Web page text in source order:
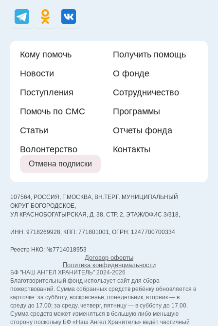
Кому помочь
Получить помощь
Новости
О фонде
Поступления
Сотрудничество
Помочь по СМС
Программы
Статьи
Отчеты фонда
Волонтерство
Контакты
Отмена подписки
107564, РОССИЯ, Г.МОСКВА, ВН.ТЕР.Г. МУНИЦИПАЛЬНЫЙ
ОКРУГ БОГОРОДСКОЕ,
УЛ КРАСНОБОГАТЫРСКАЯ, Д. 38, СТР. 2, ЭТАЖ/ОФИС 3/318,
ИНН: 9718269928, КПП: 771801001, ОГРН: 1247700700334
Реестр НКО: №7714018953
Договор оферты
Политика конфиденциальности
БФ "НАШ АНГЕЛ ХРАНИТЕЛЬ" 2024-2026
Благотворительный фонд использует сайт для сбора
пожертвований. Сумма собранных средств ребёнку обновляется в
карточке: за субботу, воскресенье, понедельник, вторник — в
среду до 17.00; за среду, четверг, пятницу — в субботу до 17.00.
Сумма средств может изменяться в большую либо меньшую
сторону поскольку БФ «Наш Ангел Хранитель» ведёт частичный